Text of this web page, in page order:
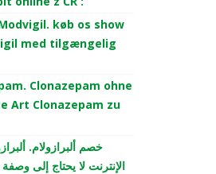
køb os show
med tilgængelig
Clonazepam ohne
Art Clonazepam zu
خصم ألبرازولام.
الإنترنت لا يحتاج إلى